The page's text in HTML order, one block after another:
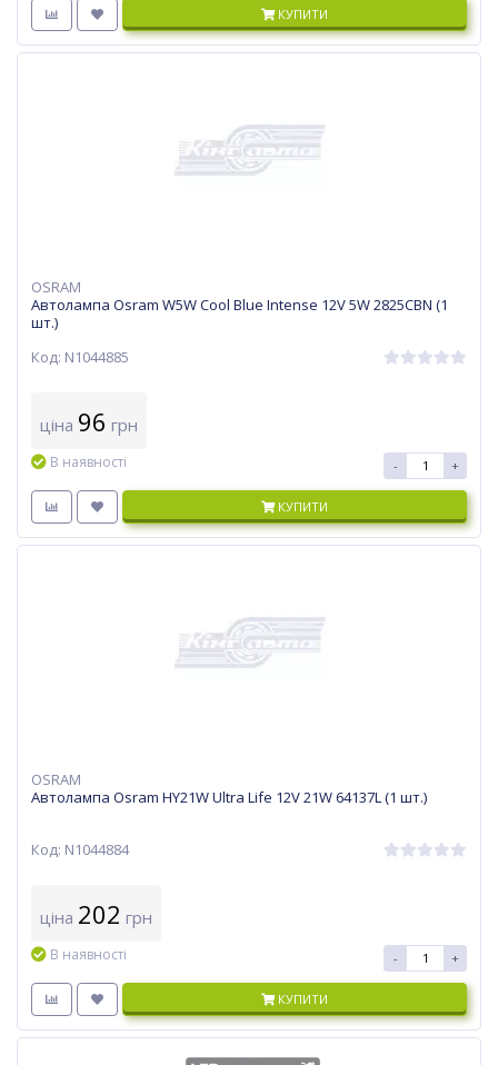
КУПИТИ
OSRAM
Автолампа Osram W5W Cool Blue Intense 12V 5W 2825CBN (1
шт.)
Код: N1044885
ціна 96 грн
В наявності - +
КУПИТИ
OSRAM
Автолампа Osram HY21W Ultra Life 12V 21W 64137L (1 шт.)
Код: N1044884
ціна 202 грн
В наявності - +
КУПИТИ